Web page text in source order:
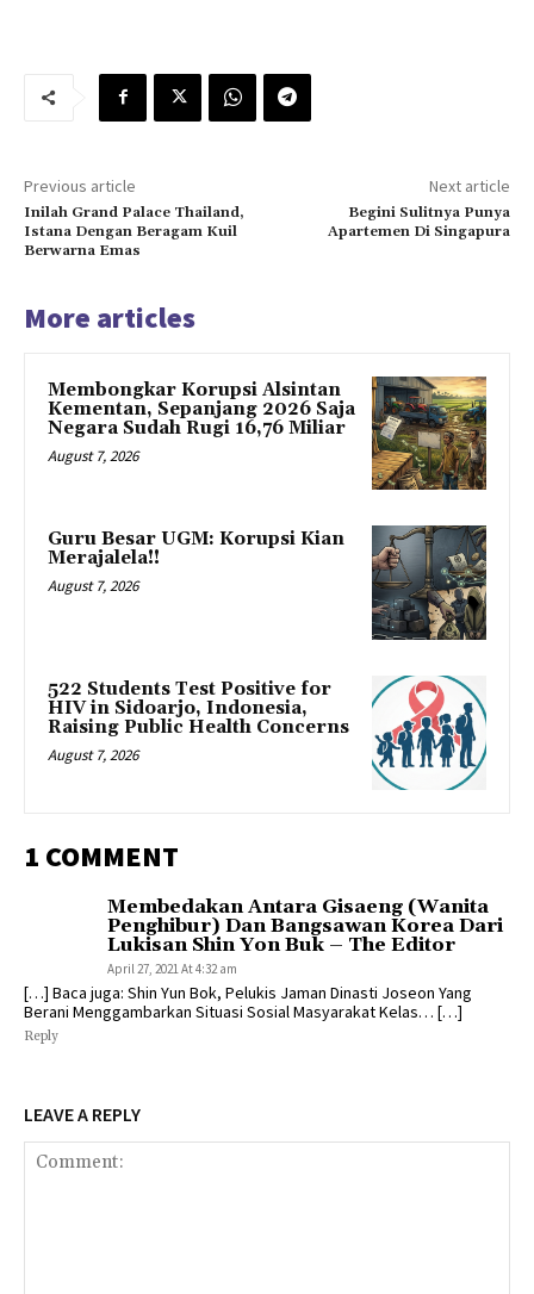
Previous article
Inilah Grand Palace Thailand,
Istana Dengan Beragam Kuil
Berwarna Emas
Next article
Begini Sulitnya Punya
Apartemen Di Singapura
More articles
Membongkar Korupsi Alsintan
Kementan, Sepanjang 2026 Saja
Negara Sudah Rugi 16,76 Miliar
August 7, 2026
Guru Besar UGM: Korupsi Kian
Merajalela!!
August 7, 2026
522 Students Test Positive for
HIV in Sidoarjo, Indonesia,
Raising Public Health Concerns
August 7, 2026
1 COMMENT
Membedakan Antara Gisaeng (Wanita
Penghibur) Dan Bangsawan Korea Dari
Lukisan Shin Yon Buk – The Editor
April 27, 2021 At 4:32 am
[…] Baca juga: Shin Yun Bok, Pelukis Jaman Dinasti Joseon Yang
Berani Menggambarkan Situasi Sosial Masyarakat Kelas… […]
Reply
LEAVE A REPLY